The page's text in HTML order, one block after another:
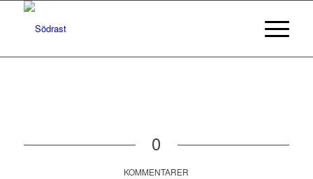
0
KOMMENTARER